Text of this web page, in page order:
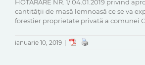
HOTĂRÂRE NR. 1/ 04.01.2019 privind
cantității de masă lemnoasă ce se va
forestier proprietate privată a comunei
ianuarie 10, 2019